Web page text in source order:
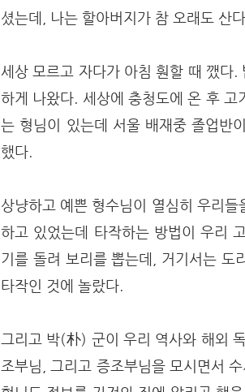
셨는데, 나는 할아버지가 참 오래도 산
세상 모르고 자다가 아침 훤할 때 깼다
하게 나왔다. 세상에 충청도에 온 후
는 형님이 있는데 서울 배재중 졸업반
했다.
상냥하고 예쁜 형수님이 열심히 우리
하고 있었는데 타작하는 방법이 우리
기를 돌려 보리를 뽑는데, 거기서는 도
타작인 것에 놀랐다.
그리고 박(朴) 군이 우리 역사와 해외
조부님, 그리고 증조부님을 모시면서